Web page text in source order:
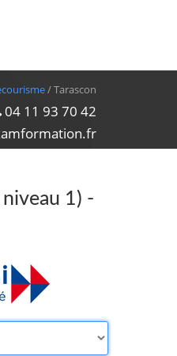
/ Tarascon
04 11 93 70 42
1) -